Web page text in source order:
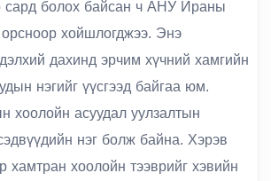
сард болох байсан ч АНУ Ираны
орсноор хойшлогджээ. Энэ
дахинд эрчим хүчний хамгийн
нэгийг үүсгээд байгаа юм.
хоолойн асуудал уулзалтын
нэг болж байна. Хэрэв
хамтран хоолойн тээврийг хэвийн